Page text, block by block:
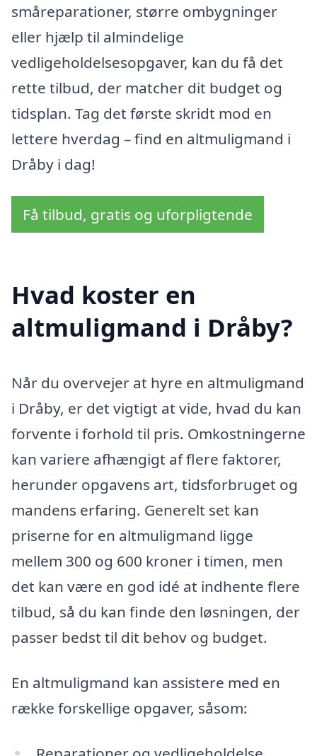
småreparationer, større ombygninger
eller hjælp til almindelige
vedligeholdelsesopgaver, kan du få det
rette tilbud, der matcher dit budget og
tidsplan. Tag det første skridt mod en
lettere hverdag – find en altmuligmand i
Dråby i dag!
Få tilbud, gratis og uforpligtende
Hvad koster en
altmuligmand i Dråby?
Når du overvejer at hyre en altmuligmand
i Dråby, er det vigtigt at vide, hvad du kan
forvente i forhold til pris. Omkostningerne
kan variere afhængigt af flere faktorer,
herunder opgavens art, tidsforbruget og
mandens erfaring. Generelt set kan
priserne for en altmuligmand ligge
mellem 300 og 600 kroner i timen, men
det kan være en god idé at indhente flere
tilbud, så du kan finde den løsningen, der
passer bedst til dit behov og budget.
En altmuligmand kan assistere med en
række forskellige opgaver, såsom: